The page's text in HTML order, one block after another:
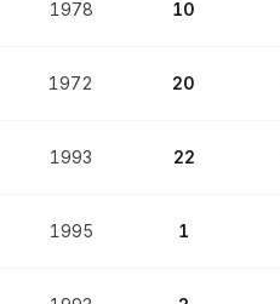
1978 10
1972 20
1993 22
1995 1